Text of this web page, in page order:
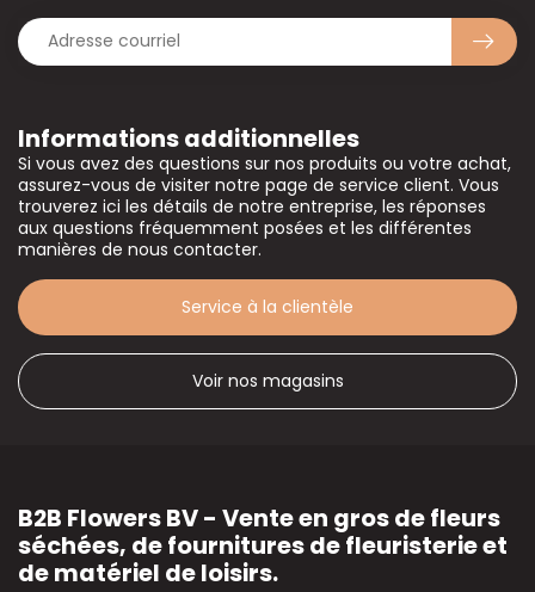
Informations additionnelles
Si vous avez des questions sur nos produits ou votre achat,
assurez-vous de visiter notre page de service client. Vous
trouverez ici les détails de notre entreprise, les réponses
aux questions fréquemment posées et les différentes
manières de nous contacter.
Service à la clientèle
Voir nos magasins
B2B Flowers BV - Vente en gros de fleurs
séchées, de fournitures de fleuristerie et
de matériel de loisirs.